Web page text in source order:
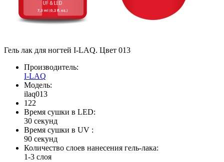
Гель лак для ногтей I-LAQ. Цвет 013
Производитель:
I-LAQ
Модель:
ilaq013
122
Время сушки в LED:
30 секунд
Время сушки в UV :
90 секунд
Количество слоев нанесения гель-лака:
1-3 слоя